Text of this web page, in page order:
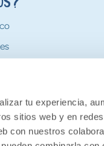
tu experiencia,
sitios web y en
con nuestros